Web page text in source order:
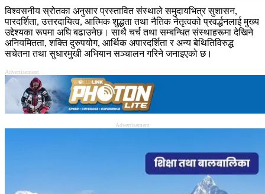
विश्वसनीय स्रोतका अनुसार प्रस्तावित संस्थाले समुदायभित्र सुशासन,
पारदर्शिता, उत्तरदायित्व, आत्मिक शुद्धता तथा नैतिक नेतृत्वको प्रवर्द्धनलाई मुख्य
उद्देश्यका रूपमा अघि बढाउनेछ। साथै चर्च तथा सम्बन्धित संस्थाहरूमा देखिने
अनियमितता, शक्ति दुरुपयोग, आर्थिक अपारदर्शिता र अन्य बेथितिविरुद्ध
सचेतना तथा सुधारमुखी अभियान सञ्चालन गरिने जनाइएको छ।
Advertisement
Advertisement